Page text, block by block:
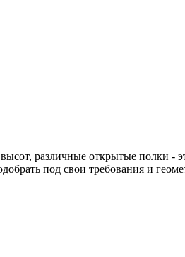
различные открытые полки -
под свои требования и